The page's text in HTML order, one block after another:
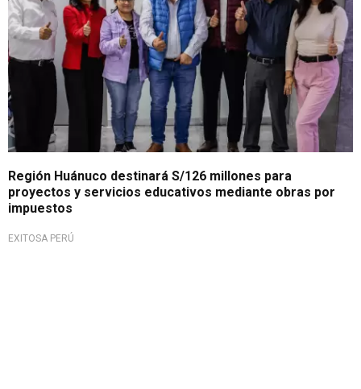
Región Huánuco destinará S/126 millones para
proyectos y servicios educativos mediante obras por
impuestos
EXITOSA PERÚ